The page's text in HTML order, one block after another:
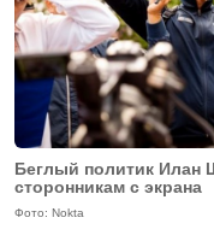
Беглый политик Илан
сторонникам с экрана
Фото: Nokta